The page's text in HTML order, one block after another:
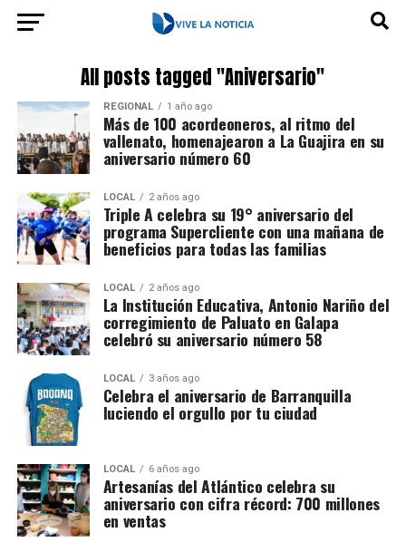
All posts tagged "Aniversario"
REGIONAL 1 año ago
Más de 100 acordeoneros, al ritmo del
vallenato, homenajearon a La Guajira en su
aniversario número 60
LOCAL 2 años ago
Triple A celebra su 19° aniversario del
programa Supercliente con una mañana de
beneficios para todas las familias
LOCAL 2 años ago
La Institución Educativa, Antonio Nariño del
corregimiento de Paluato en Galapa
celebró su aniversario número 58
LOCAL 3 años ago
Celebra el aniversario de Barranquilla
luciendo el orgullo por tu ciudad
LOCAL 6 años ago
Artesanías del Atlántico celebra su
aniversario con cifra récord: 700 millones
en ventas